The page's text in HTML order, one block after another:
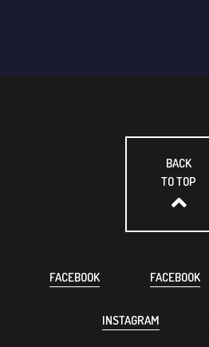
BACK
TO TOP
FACEBOOK FACEBOOK
INSTAGRAM